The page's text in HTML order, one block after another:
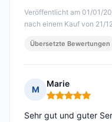
Veröffentlicht am 01/01/
nach einem Kauf von 21/
Übersetzte Bewertungen
M
Marie
Hinweis: 5 von 5
Sehr gut und guter